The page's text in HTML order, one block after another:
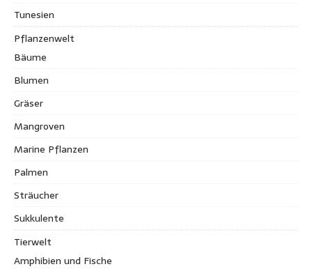
Tunesien
Pflanzenwelt
Bäume
Blumen
Gräser
Mangroven
Marine Pflanzen
Palmen
Sträucher
Sukkulente
Tierwelt
Amphibien und Fische